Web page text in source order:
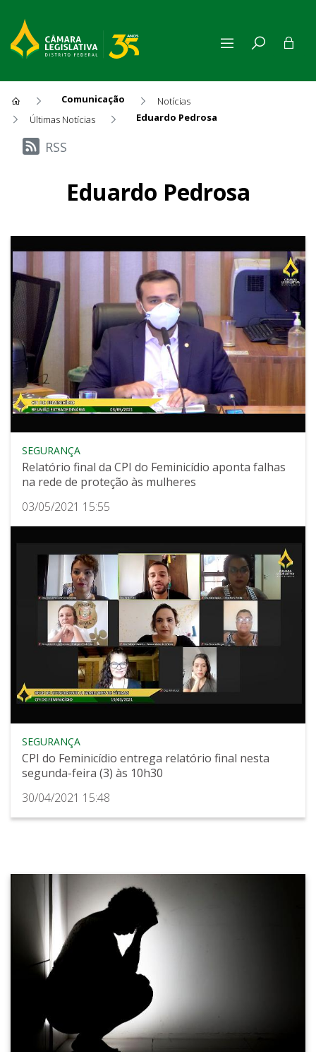
Comunicação
Notícias
Últimas Notícias
Eduardo Pedrosa
Últimas Notícias
RSS
Eduardo Pedrosa
SEGURANÇA
Relatório final da CPI do Feminicídio aponta falhas
na rede de proteção às mulheres
03/05/2021 15:55
SEGURANÇA
CPI do Feminicídio entrega relatório final nesta
segunda-feira (3) às 10h30
30/04/2021 15:48